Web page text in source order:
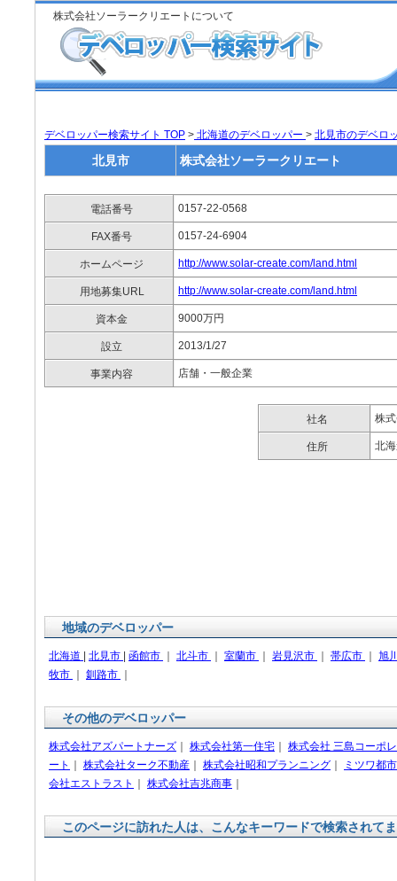
株式会社ソーラークリエートについて
デベロッパー検索サイト TOP > 北海道のデベロッパー > 北見市のデベロ
北見市 株式会社ソーラークリエート
電話番号 0157-22-0568
FAX番号 0157-24-6904
ホームページ http://www.solar-create.com/land.html
用地募集URL http://www.solar-create.com/land.html
資本金 9000万円
設立 2013/1/27
事業内容 店舗・一般企業
社名 株
住所 北
地域のデベロッパー
北海道 北見市 函館市 北斗市 室蘭市 岩見沢市 帯広市
旭
牧市
釧路市
その他のデベロッパー
株式会社アズパートナーズ 株式会社第一住宅
株式会社 三島コーポ
ート
株式会社ターク不動産 株式会社昭和プランニング
ミツワ都
会社エストラスト
株式会社吉兆商事
このページに訪れた人は、こんなキーワードで検索されて